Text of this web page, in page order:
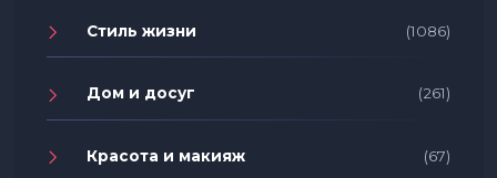
Стиль жизни (1086)
Дом и досуг (261)
Красота и макияж (67)